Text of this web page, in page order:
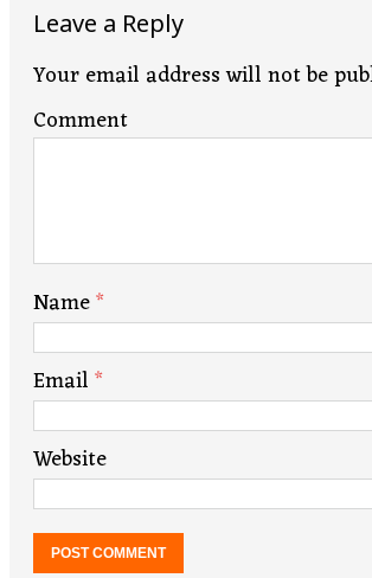
Leave a Reply
Your email address will not be
Comment
Name*
Email*
Website